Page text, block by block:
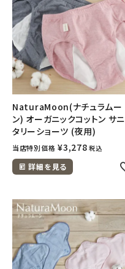
NaturaMoon(ナチュラムー
ン) オーガニックコットン サニ
タリーショーツ (夜用)
当店特別価格 ¥3,278 税込
詳細を見る